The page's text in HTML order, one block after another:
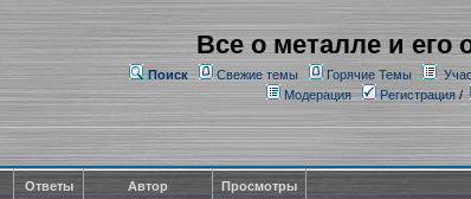
Все о металле и его
Поиск Свежие темы Горячие Темы
Модерация
Регистрация/
Ответы Автор Просмотры